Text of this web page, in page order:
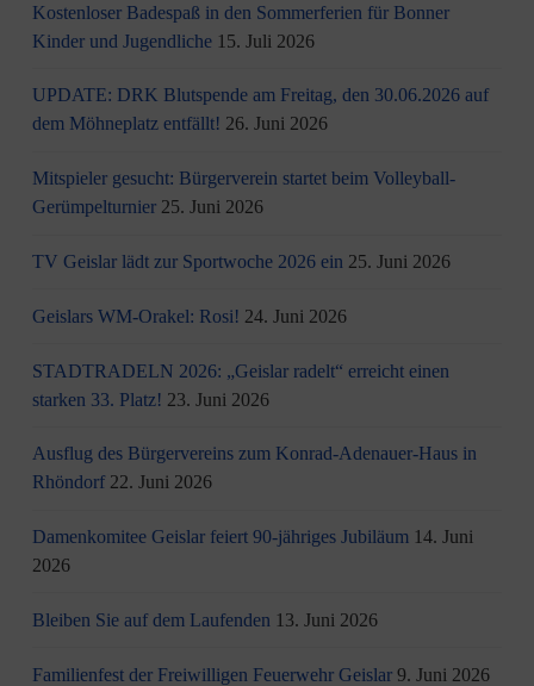
Kostenloser Badespaß in den Sommerferien für Bonner
Kinder und Jugendliche 15. Juli 2026
UPDATE: DRK Blutspende am Freitag, den 30.06.2026 auf
dem Möhneplatz entfällt! 26. Juni 2026
Mitspieler gesucht: Bürgerverein startet beim Volleyball-
Gerümpelturnier 25. Juni 2026
TV Geislar lädt zur Sportwoche 2026 ein 25. Juni 2026
Geislars WM-Orakel: Rosi! 24. Juni 2026
STADTRADELN 2026: „Geislar radelt“ erreicht einen
starken 33. Platz! 23. Juni 2026
Ausflug des Bürgervereins zum Konrad-Adenauer-Haus in
Rhöndorf 22. Juni 2026
Damenkomitee Geislar feiert 90-jähriges Jubiläum 14. Juni
2026
Bleiben Sie auf dem Laufenden 13. Juni 2026
Familienfest der Freiwilligen Feuerwehr Geislar 9. Juni 2026